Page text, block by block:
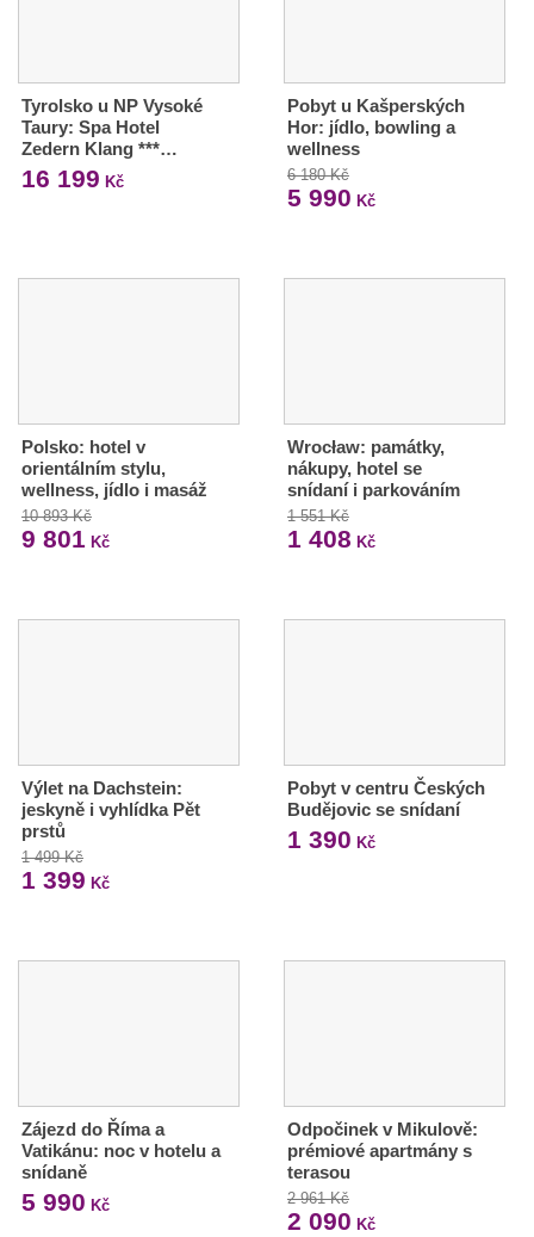
Tyrolsko u NP Vysoké
Taury: Spa Hotel
Zedern Klang ***…
16 199 Kč
Pobyt u Kašperských
Hor: jídlo, bowling a
wellness
6 180 Kč
5 990 Kč
Polsko: hotel v
orientálním stylu,
wellness, jídlo i masáž
10 893 Kč
9 801 Kč
Wrocław: památky,
nákupy, hotel se
snídaní i parkováním
1 551 Kč
1 408 Kč
Výlet na Dachstein:
jeskyně i vyhlídka Pět
prstů
1 499 Kč
1 399 Kč
Pobyt v centru Českých
Budějovic se snídaní
1 390 Kč
Zájezd do Říma a
Vatikánu: noc v hotelu a
snídaně
5 990 Kč
Odpočinek v Mikulově:
prémiové apartmány s
terasou
2 961 Kč
2 090 Kč